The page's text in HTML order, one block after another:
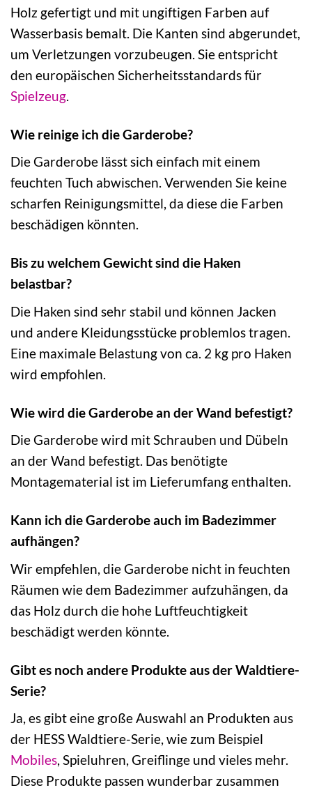
Holz gefertigt und mit ungiftigen Farben auf
Wasserbasis bemalt. Die Kanten sind abgerundet,
um Verletzungen vorzubeugen. Sie entspricht
den europäischen Sicherheitsstandards für
Spielzeug.
Wie reinige ich die Garderobe?
Die Garderobe lässt sich einfach mit einem
feuchten Tuch abwischen. Verwenden Sie keine
scharfen Reinigungsmittel, da diese die Farben
beschädigen könnten.
Bis zu welchem Gewicht sind die Haken
belastbar?
Die Haken sind sehr stabil und können Jacken
und andere Kleidungsstücke problemlos tragen.
Eine maximale Belastung von ca. 2 kg pro Haken
wird empfohlen.
Wie wird die Garderobe an der Wand befestigt?
Die Garderobe wird mit Schrauben und Dübeln
an der Wand befestigt. Das benötigte
Montagematerial ist im Lieferumfang enthalten.
Kann ich die Garderobe auch im Badezimmer
aufhängen?
Wir empfehlen, die Garderobe nicht in feuchten
Räumen wie dem Badezimmer aufzuhängen, da
das Holz durch die hohe Luftfeuchtigkeit
beschädigt werden könnte.
Gibt es noch andere Produkte aus der Waldtiere-
Serie?
Ja, es gibt eine große Auswahl an Produkten aus
der HESS Waldtiere-Serie, wie zum Beispiel
Mobiles, Spieluhren, Greiflinge und vieles mehr.
Diese Produkte passen wunderbar zusammen